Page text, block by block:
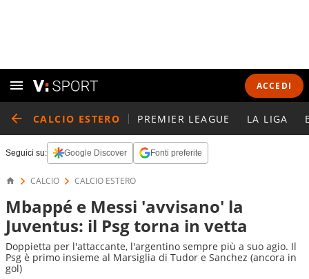
ACCEDI
CALCIO ESTERO PREMIER LEAGUE LA LIGA
Seguici su: Google Discover Fonti preferite
CALCIO CALCIO ESTERO
Mbappé e Messi 'avvisano' la
Juventus: il Psg torna in vetta
Doppietta per l'attaccante, l'argentino sempre più a suo agio. Il
Psg è primo insieme al Marsiglia di Tudor e Sanchez (ancora in
gol)